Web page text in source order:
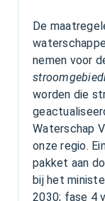
De
nemen voor
worden die
Waterschap
onze regio.
pakket aan
bij het
2030; fase 4